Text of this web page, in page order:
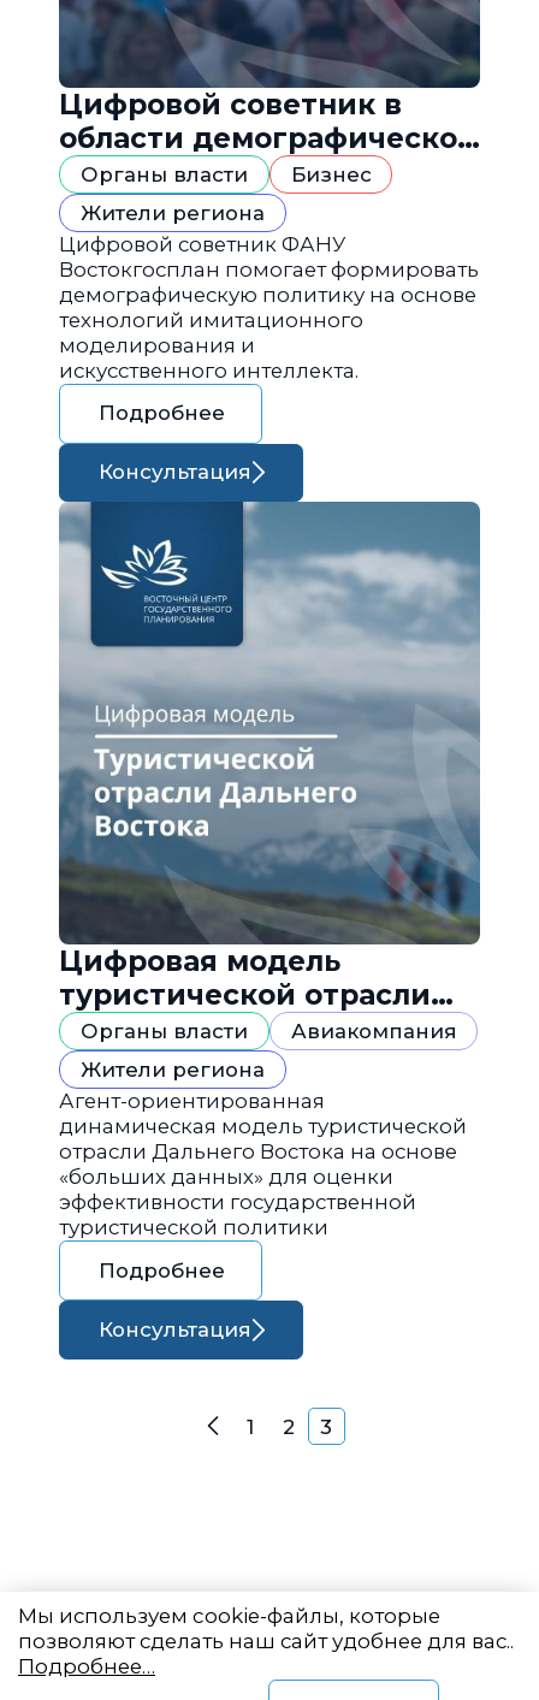
Цифровой советник в
области демографической
политики
Органы власти
Бизнес
Жители региона
Цифровой советник ФАНУ
Востокгосплан помогает формировать
демографическую политику на основе
технологий имитационного
моделирования и
искусственного интеллекта.
Подробнее
Консультация
Цифровая модель
туристической отрасли
Дальнего Востока
Органы власти
Авиакомпания
Жители региона
Агент-ориентированная
динамическая модель туристической
отрасли Дальнего Востока на основе
«больших данных» для оценки
эффективности государственной
туристической политики
Подробнее
Консультация
Навигация по
Назад
1 2 3
Мы используем cookie-файлы, которые
позволяют сделать наш сайт удобнее для вас..
Подробнее…